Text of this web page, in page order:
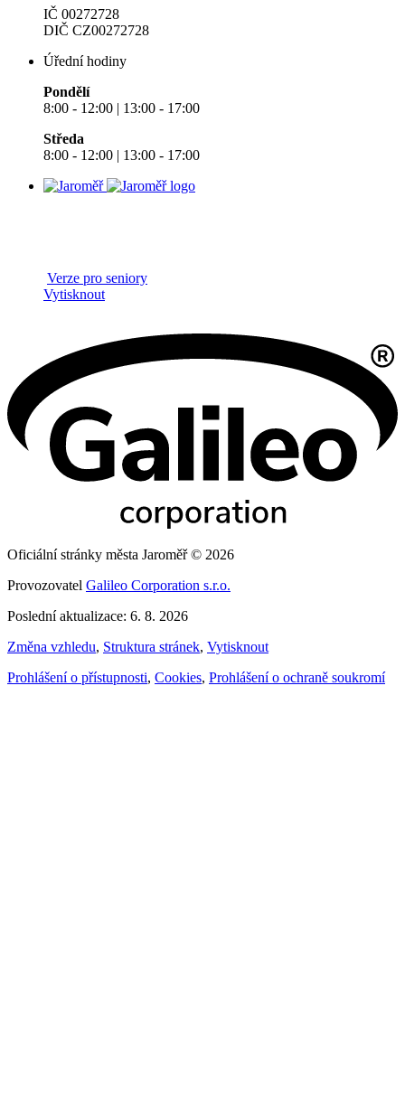
IČ 00272728
DIČ CZ00272728
Úřední hodiny
Pondělí
8:00 - 12:00 | 13:00 - 17:00
Středa
8:00 - 12:00 | 13:00 - 17:00
Verze pro seniory
Vytisknout
Oficiální stránky města Jaroměř © 2026
Provozovatel Galileo Corporation s.r.o.
Poslední aktualizace: 6. 8. 2026
Změna vzhledu, Struktura stránek, Vytisknout
Prohlášení o přístupnosti, Cookies, Prohlášení o ochraně soukromí